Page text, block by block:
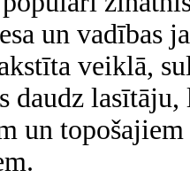
un vadības
veiklā,
daudz
un